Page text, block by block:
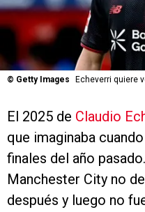
© Getty Images Echeverri quiere
El 2025 de Claudio
que imaginaba
finales del año
Manchester City no
después y luego no